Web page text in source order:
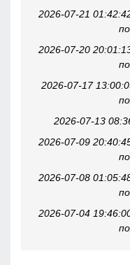
2026-07-21
2026-07-20
2026-07-17
2026-07-13
2026-07-09
2026-07-08
2026-07-04